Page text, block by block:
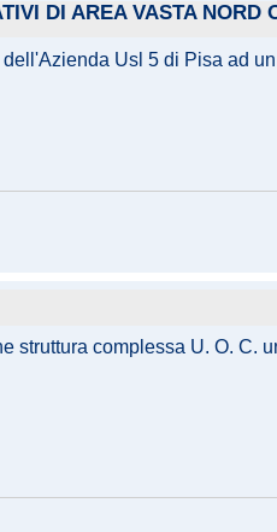
DI AREA VASTA NORD
Usl 5 di Pisa ad
complessa U. O. C.